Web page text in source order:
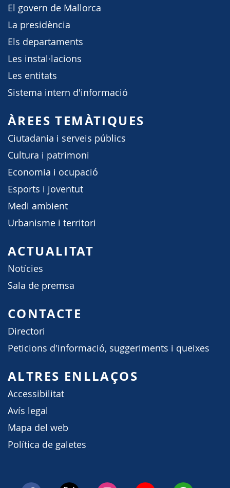
El govern de Mallorca
La presidència
Els departaments
Les instal·lacions
Les entitats
Sistema intern d'informació
ÀREES TEMÀTIQUES
Ciutadania i serveis públics
Cultura i patrimoni
Economia i ocupació
Esports i joventut
Medi ambient
Urbanisme i territori
ACTUALITAT
Notícies
Sala de premsa
CONTACTE
Directori
Peticions d'informació, suggeriments i queixes
ALTRES ENLLAÇOS
Accessibilitat
Avís legal
Mapa del web
Política de galetes